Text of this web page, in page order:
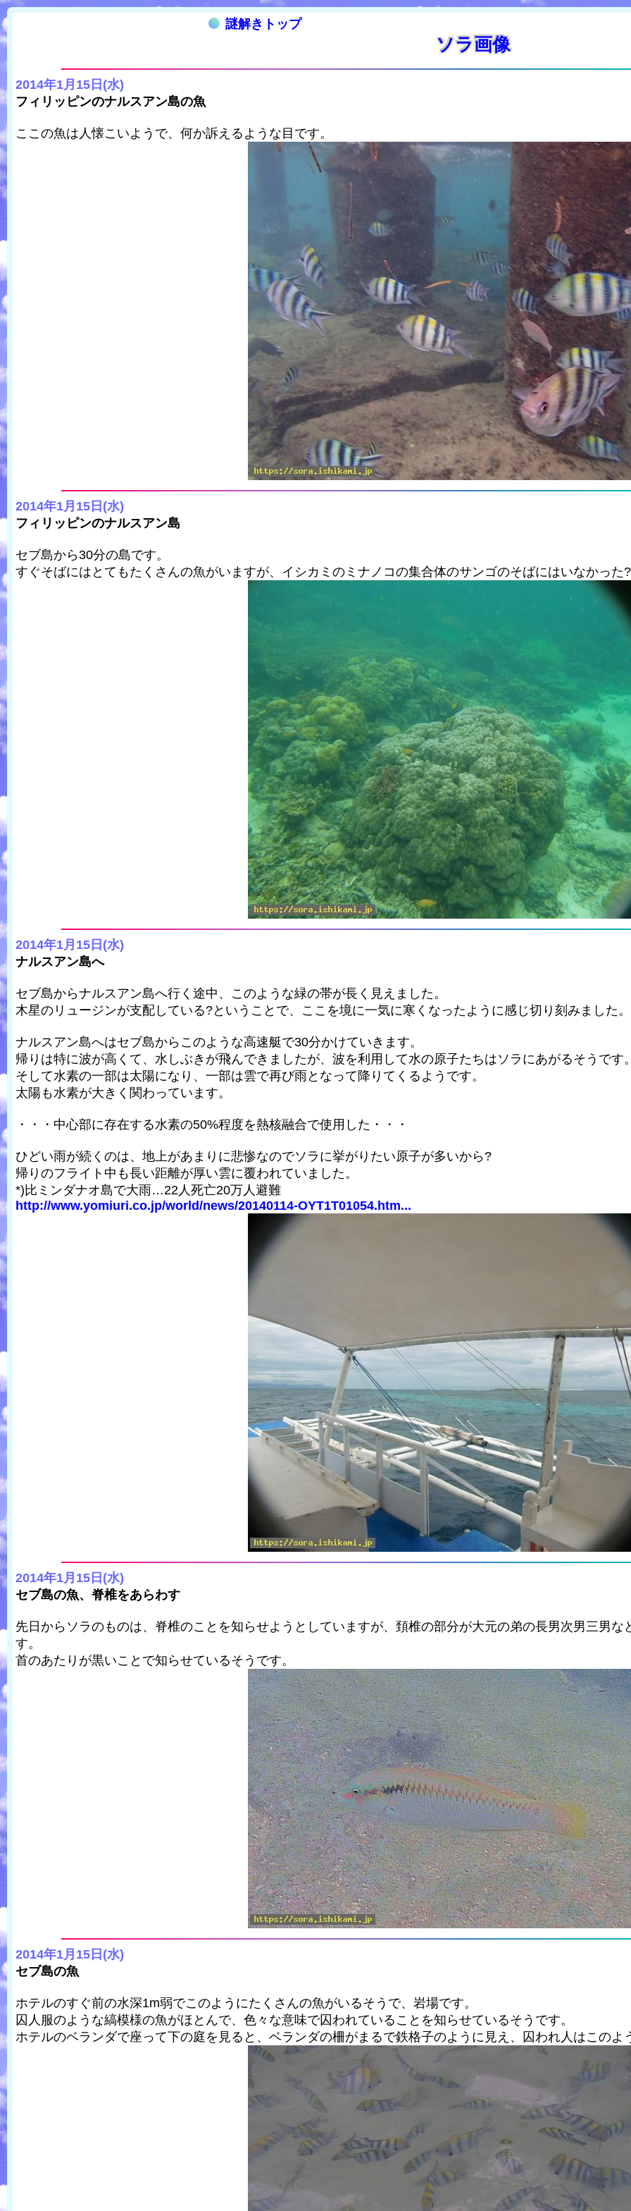
謎解きトップ
ソラ画像
2014年1月15日(水)
フィリッピンのナルスアン島の魚
ここの魚は人懐こいようで、何か訴えるような目です。
2014年1月15日(水)
フィリッピンのナルスアン島
セブ島から30分の島です。
すぐそばにはとてもたくさんの魚がいますが、イシカミのミナノコの集合体のサンゴのそばにはいなかった
2014年1月15日(水)
ナルスアン島へ
セブ島からナルスアン島へ行く途中、このような緑の帯が長く見えました。
木星のリュージンが支配している?ということで、ここを境に一気に寒くなったように感じ切り刻みました。
ナルスアン島へはセブ島からこのような高速艇で30分かけていきます。
帰りは特に波が高くて、水しぶきが飛んできましたが、波を利用して水の原子たちはソラにあがるそうです
そして水素の一部は太陽になり、一部は雲で再び雨となって降りてくるようです。
太陽も水素が大きく関わっています。
・・・中心部に存在する水素の50%程度を熱核融合で使用した・・・
ひどい雨が続くのは、地上があまりに悲惨なのでソラに挙がりたい原子が多いから?
帰りのフライト中も長い距離が厚い雲に覆われていました。
*)比ミンダナオ島で大雨…22人死亡20万人避難
http://www.yomiuri.co.jp/world/news/20140114-OYT1T01054.htm...
2014年1月15日(水)
セブ島の魚、脊椎をあらわす
先日からソラのものは、脊椎のことを知らせようとしていますが、頚椎の部分が大元の弟の長男次男三男
す。
首のあたりが黒いことで知らせているそうです。
2014年1月15日(水)
セブ島の魚
ホテルのすぐ前の水深1m弱でこのようにたくさんの魚がいるそうで、岩場です。
囚人服のような縞模様の魚がほとんで、色々な意味で囚われていることを知らせているそうです。
ホテルのベランダで座って下の庭を見ると、ベランダの柵がまるで鉄格子のように見え、囚われ人はこの